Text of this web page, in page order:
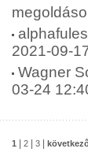
2021-09-
Wagner
03-24
1 2 3